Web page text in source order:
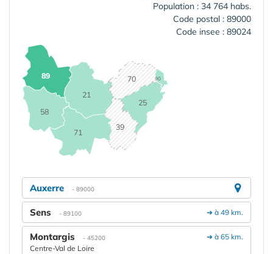
Population : 34 764 habs.
Code postal : 89000
Code insee : 89024
21
25
39
58
70
71
89 90
Auxerre - 89000
➔ à 49 km.
Sens - 89100
➔ à 65 km.
Montargis - 45200
Centre-Val de Loire